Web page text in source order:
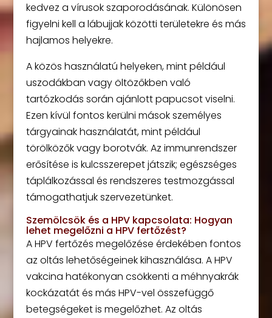
kedvez a vírusok szaporodásának. Különösen
figyelni kell a lábujjak közötti területekre és más
hajlamos helyekre.
A közös használatú helyeken, mint például
uszodákban vagy öltözőkben való
tartózkodás során ajánlott papucsot viselni.
Ezen kívül fontos kerülni mások személyes
tárgyainak használatát, mint például
törölközők vagy borotvák. Az immunrendszer
erősítése is kulcsszerepet játszik; egészséges
táplálkozással és rendszeres testmozgással
támogathatjuk szervezetünket.
Szemölcsök és a HPV kapcsolata: Hogyan
lehet megelőzni a HPV fertőzést?
A HPV fertőzés megelőzése érdekében fontos
az oltás lehetőségeinek kihasználása. A HPV
vakcina hatékonyan csökkenti a méhnyakrák
kockázatát és más HPV-vel összefüggő
betegségeket is megelőzhet. Az oltás